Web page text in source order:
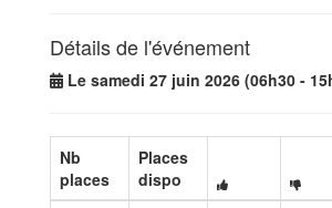
Détails de l'événement
Le samedi 27 juin 2026 (06h30 -
Nb
places
Places
dispo